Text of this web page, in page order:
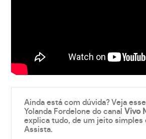
Ainda está com dúvida? Veja
Yolanda Fordelone do canalVivo
explica tudo, de um jeito simples
Assista.